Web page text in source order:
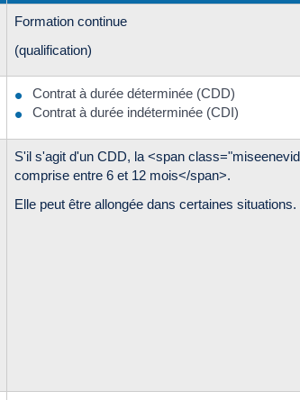
Formation continue
(qualification)
Contrat à durée déterminée (CDD)
Contrat à durée indéterminée (CDI)
S'il s'agit d'un CDD, la <span
comprise entre 6 et 12 mois</span>.
Elle peut être allongée dans certaines situations.